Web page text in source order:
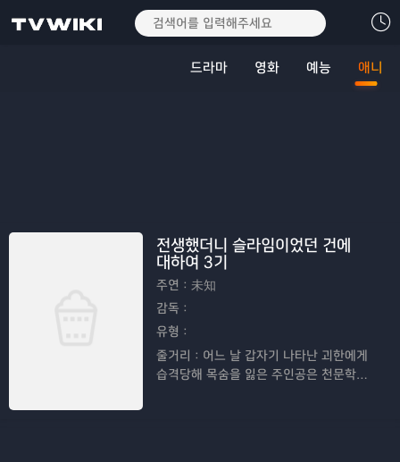
드라마 영화 예능 애니
전생했더니 슬라임이었던 건에
대하여 3기
주연： 未知
감독：
유형：
줄거리： 어느 날 갑자기 나타난 괴한에게
습격당해 목숨을 잃은 주인공은 천문학적